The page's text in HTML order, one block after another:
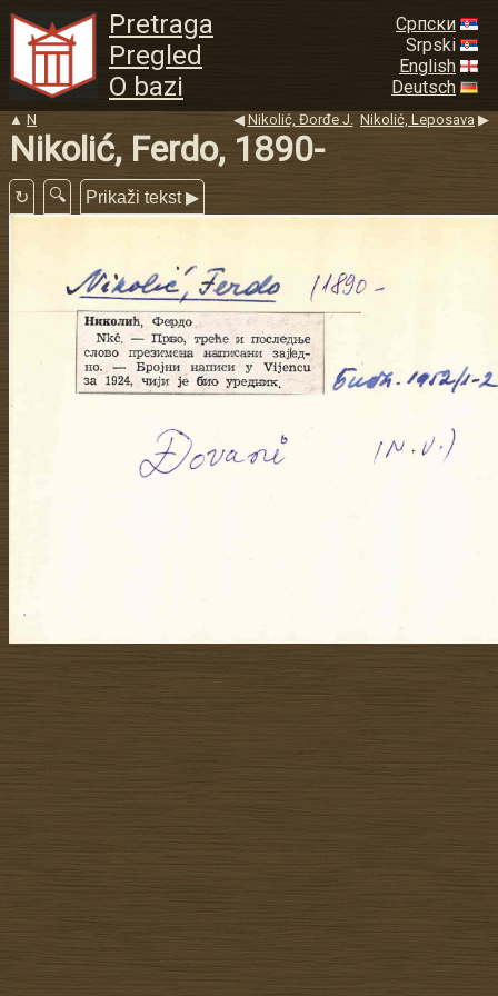
Pretraga
Pregled
O bazi
Српски
Srpski
English
Deutsch
▲ N ◀ Nikolić, Đorđe J. Nikolić, Leposava ▶
Nikolić, Ferdo, 1890-